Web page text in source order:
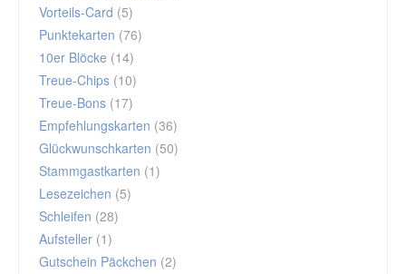
Vorteils-Card (5)
Punktekarten (76)
10er Blöcke (14)
Treue-Chips (10)
Treue-Bons (17)
Empfehlungskarten (36)
Glückwunschkarten (50)
Stammgastkarten (1)
Lesezeichen (5)
Schleifen (28)
Aufsteller (1)
Gutschein Päckchen (2)